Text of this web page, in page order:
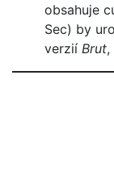
obsahuje
Sec) by
verzií Brut,